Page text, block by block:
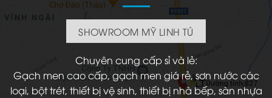
SHOWROOM MỸ LINH TÚ
Chuyên cung cấp sỉ và lẻ:
Gạch men cao cấp, gạch men giá rẻ, sơn nước các
loại, bột trét, thiết bị vệ sinh, thiết bị nhà bếp, sàn nhựa